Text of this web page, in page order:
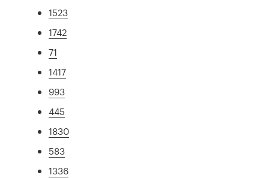
1523
1742
71
1417
993
445
1830
583
1336